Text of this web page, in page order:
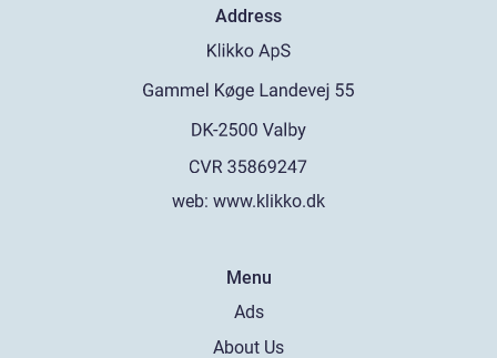
Address
web: www.klikko.dk
Menu
Ads
About Us